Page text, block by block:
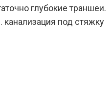
глубокие траншеи.
канализация под стяжку